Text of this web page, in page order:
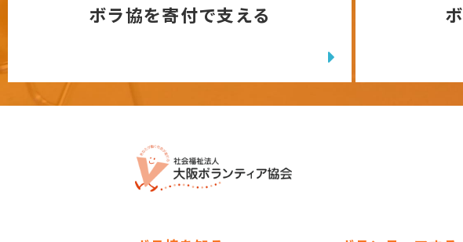
ボラ協を寄付で支える